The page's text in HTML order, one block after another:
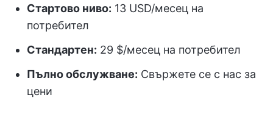
Стартово ниво: 13 USD/месец на
потребител
Стандартен: 29 $/месец на потребител
Пълно обслужване: Свържете се с нас за
цени